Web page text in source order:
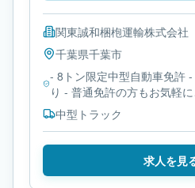
関東誠和梱枹運輸株式会社
千葉県千葉市
- 8トン限定中型自動車免許
り - 普通免許の方もお気軽
中型トラック
求人を見